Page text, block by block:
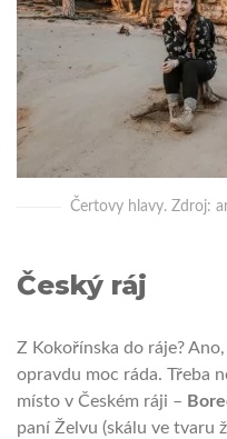
Čertovy hlavy. Zdroj:
Český ráj
Z Kokořínska do ráje?
opravdu moc ráda. Třeba
místo v Českém ráji –
paní Želvu (skálu ve tvaru